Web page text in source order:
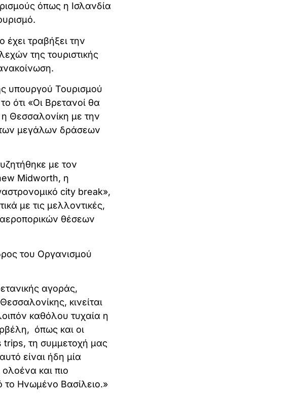
όπως η Ισλανδία
τραβήξει την
της τουριστικής
υπουργού Τουρισμού
ότι «Οι Βρετανοί θα
η Θεσσαλονίκη με την
των μεγάλων δράσεων
με τον
Midworth, η
city break»,
με τις μελλοντικές,
θέσεων
του Οργανισμού
αγοράς,
κινείται
καθόλου τυχαία η
όπως και οι
trips, τη συμμετοχή μας
είναι ήδη μία
και πιο
το Ηνωμένο Βασίλειο.»